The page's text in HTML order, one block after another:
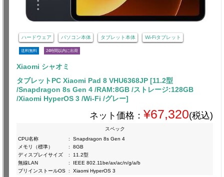
ハードウェア パソコン本体 タブレット本体 Wi-Fiタブレット
送料無料 24時間以内に出荷
Xiaomi シャオミ
タブレットPC Xiaomi Pad 8 VHU6368JP [11.2型
/Snapdragon 8s Gen 4 /RAM:8GB /ストレージ:128GB
/Xiaomi HyperOS 3 /Wi-Fi /グレー]
ネット価格： ¥67,320(税込)
スペック
CPU名称
:
Snapdragon 8s Gen 4
メモリ（標準）
:
8GB
ディスプレイサイズ
:
11.2型
無線LAN
:
IEEE 802.11be/ax/ac/n/g/a/b
プリインストールOS : Xiaomi HyperOS 3